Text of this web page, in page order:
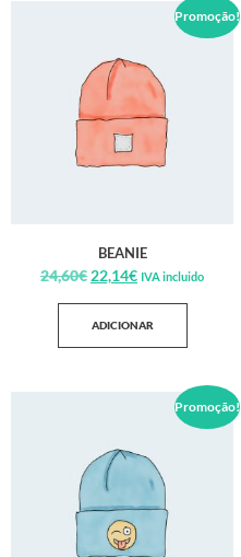
Promoção!
BEANIE
24,60€ 22,14€ IVA incluido
ADICIONAR
Promoção!